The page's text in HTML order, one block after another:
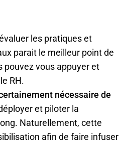
les pratiques et
parait le meilleur point de
pouvez vous appuyer et
RH.
nécessaire de
et piloter la
Naturellement, cette
afin de faire infuser